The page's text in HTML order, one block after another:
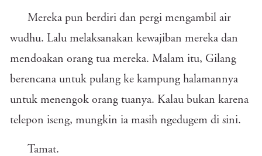
Mereka pun berdiri dan pergi mengambil air
wudhu. Lalu melaksanakan kewajiban mereka dan
mendoakan orang tua mereka. Malam itu, Gilang
berencana untuk pulang ke kampung halamannya
untuk menengok orang tuanya. Kalau bukan karena
telepon iseng, mungkin ia masih ngedugem di sini.
Tamat.